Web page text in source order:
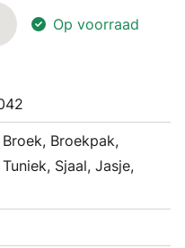
Op voorraad
Broekpak,
Sjaal, Jasje,